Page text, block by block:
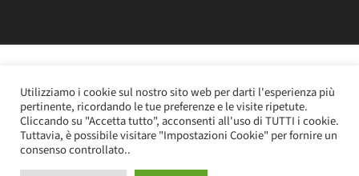
Angelo Frigerio -Cookie Policy–Privacy Policy- P.IVA
0362610964
Utilizziamo i cookie sul nostro sito web per darti l'esperienza più
pertinente, ricordando le tue preferenze e le visite ripetute.
Cliccando su "Accetta tutto", acconsenti all'uso di TUTTI i cookie.
Tuttavia, è possibile visitare "Impostazioni Cookie" per fornire un
consenso controllato..